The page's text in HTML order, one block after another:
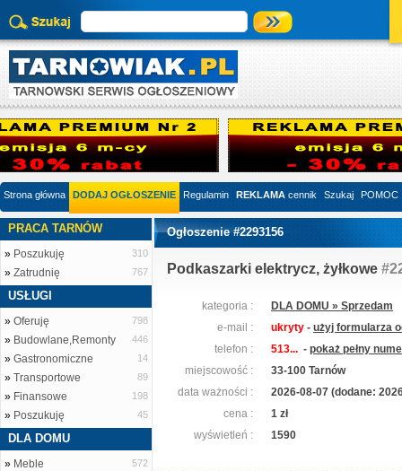
Strona główna DODAJ OGŁOSZENIE Regulamin REKLAMA cennik Szukaj POMOC
PRACA TARNÓW
» Poszukuję 310
» Zatrudnię 767
USŁUGI
» Oferuję 798
» Budowlane,Remonty 446
» Gastronomiczne 14
» Transportowe 89
» Finansowe 198
» Poszukuję 45
DLA DOMU
» Meble 572
Ogłoszenie #2293156
Podkaszarki elektrycz, żyłkowe
kategoria :
DLA DOMU » Sprzedam
e-mail :
ukryty - użyj formularza
telefon :
513... - pokaż pełny
miejscowość :
33-100 Tarnów
data ważności :
2026-08-07 (dodane:
cena :
1 zł
wyświetleń :
1590